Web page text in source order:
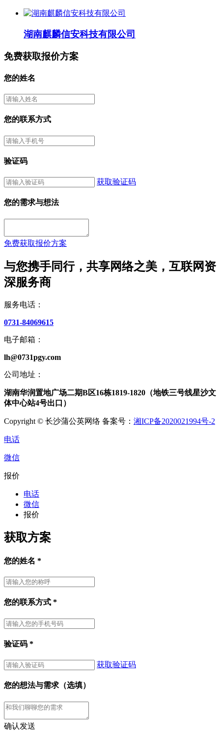
湖南麒麟信安科技有限公司
免费获取报价方案
您的姓名
您的联系方式
验证码
获取验证码
您的需求与想法
免费获取报价方案
与您携手同行，共享网络之美，互联网资
深服务商
服务电话：
0731-84069615
电子邮箱：
lh@0731pgy.com
公司地址：
湖南华润置地广场二期B区16栋1819-1820（地铁三号线星沙文
体中心站4号出口）
Copyright © 长沙蒲公英网络 备案号： 湘ICP备2020021994号-2
电话
微信
报价
电话
微信
报价
获取方案
您的姓名 *
您的联系方式 *
验证码 *
获取验证码
您的想法与需求（选填）
确认发送